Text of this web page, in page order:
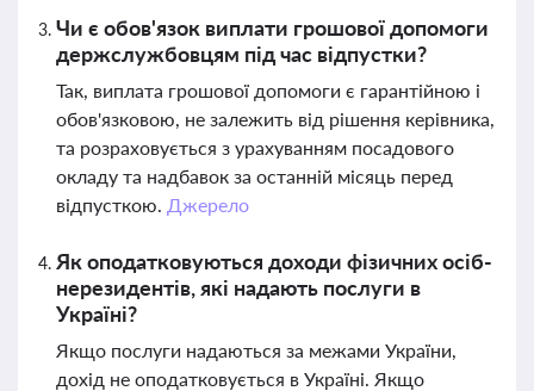
Чи є обов'язок виплати грошової допомоги
держслужбовцям під час відпустки?
Так, виплата грошової допомоги є гарантійною і
обов'язковою, не залежить від рішення керівника,
та розраховується з урахуванням посадового
окладу та надбавок за останній місяць перед
відпусткою. Джерело
Як оподатковуються доходи фізичних осіб-
нерезидентів, які надають послуги в
Україні?
Якщо послуги надаються за межами України,
дохід не оподатковується в Україні. Якщо